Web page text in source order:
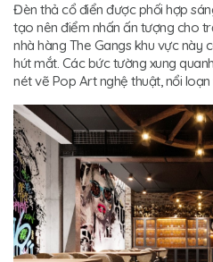
Đèn thả cổ điển được phối hợp
tạo nên điểm nhấn ấn tượng cho
nhà hàng The Gangs khu vực
hút mắt. Các bức tường xung
nét vẽ Pop Art nghệ thuật, nổi